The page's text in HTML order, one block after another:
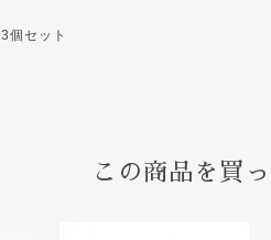
3個セット
この商品を買